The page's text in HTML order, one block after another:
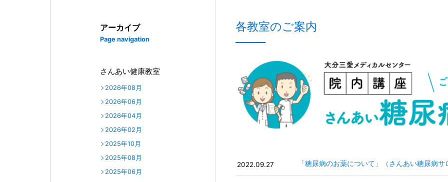
アーカイブ
Page navigation
さんあい健康教室
2026年08月
2026年06月
2026年04月
2026年02月
2025年10月
2025年08月
2025年06月
各教室のご案内
2022.09.27 「糖尿病のお薬について」（さんあい糖尿病サ